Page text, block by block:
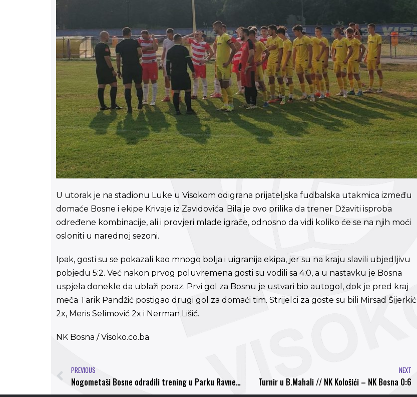
U utorak je na stadionu Luke u Visokom odigrana prijateljska fudbalska utakmica između
domaće Bosne i ekipe Krivaje iz Zavidovića. Bila je ovo prilika da trener Džaviti isproba
određene kombinacije, ali i provjeri mlade igrače, odnosno da vidi koliko će se na njih moći
osloniti u narednoj sezoni.
Ipak, gosti su se pokazali kao mnogo bolja i uigranija ekipa, jer su na kraju slavili ubjedljivu
pobjedu 5:2. Već nakon prvog poluvremena gosti su vodili sa 4:0, a u nastavku je Bosna
uspjela donekle da ublaži poraz. Prvi gol za Bosnu je ustvari bio autogol, dok je pred kraj
meča Tarik Pandžić postigao drugi gol za domaći tim. Strijelci za goste su bili Mirsad Šijerkić
2x, Meris Selimović 2x i Nerman Lišić.
NK Bosna / Visoko.co.ba
PREVIOUS
Nogometaši Bosne odradili trening u Parku Ravne 2, ekipi se pridružio i Adi Gojak
NEXT
Turnir u B.Mahali // NK Kološići – NK Bosna 0:6